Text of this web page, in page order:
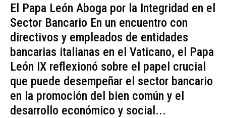
El Papa León Aboga por la Integridad en el
Sector Bancario En un encuentro con
directivos y empleados de entidades
bancarias italianas en el Vaticano, el Papa
León IX reflexionó sobre el papel crucial
que puede desempeñar el sector bancario
en la promoción del bien común y el
desarrollo económico y social...